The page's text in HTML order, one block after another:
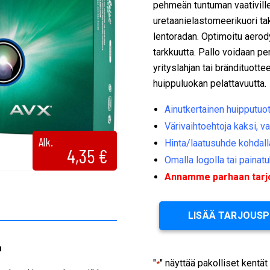
Alk.
4,35 €
pehmeän tuntuman
uretaanielastomeerikuori
lentoradan. Optimoitu
tarkkuutta. Pallo voidaan
yrityslahjan tai
huippuluokan pelattavuutta.
Ainutkertainen
Värivaihtoehtoja kaksi,
Hinta/laatusuhde
Omalla logolla tai
Annamme parhaan
LISÄÄ
"*" näyttää pakolliset kentät